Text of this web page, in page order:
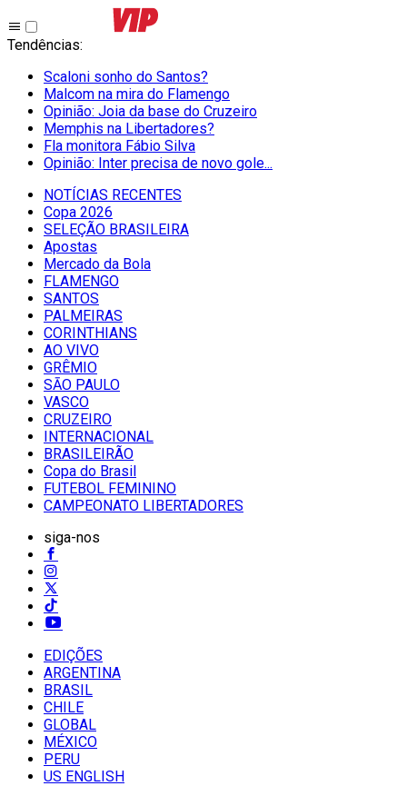
Tendências:
Scaloni sonho do Santos?
Malcom na mira do Flamengo
Opinião: Joia da base do Cruzeiro
Memphis na Libertadores?
Fla monitora Fábio Silva
Opinião: Inter precisa de novo gole...
NOTÍCIAS RECENTES
Copa 2026
SELEÇÃO BRASILEIRA
Apostas
Mercado da Bola
FLAMENGO
SANTOS
PALMEIRAS
CORINTHIANS
AO VIVO
GRÊMIO
SĀO PAULO
VASCO
CRUZEIRO
INTERNACIONAL
BRASILEIRÃO
Copa do Brasil
FUTEBOL FEMININO
CAMPEONATO LIBERTADORES
siga-nos
EDIÇÕES
ARGENTINA
BRASIL
CHILE
GLOBAL
MÉXICO
PERU
US ENGLISH